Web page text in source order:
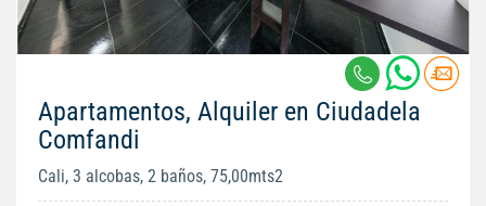
Apartamentos, Alquiler en Ciudadela
Comfandi
Cali, 3 alcobas, 2 baños, 75,00mts2